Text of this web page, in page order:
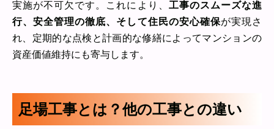
実施が不可欠です。これにより、 工事のスムーズな進
行、安全管理の徹底、そして住民の安心確保が実現さ
れ、定期的な点検と計画的な修繕によってマンションの
資産価値維持にも寄与します。
足場工事とは？他の工事との違い